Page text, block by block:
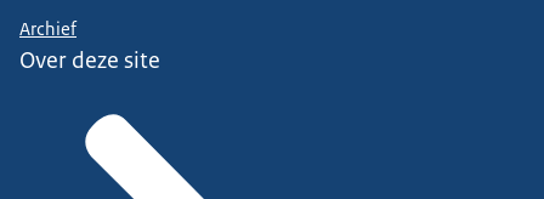
Archief
Over deze site